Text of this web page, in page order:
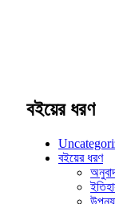
বইয়ের ধরণ
বইয়ের ধরণ